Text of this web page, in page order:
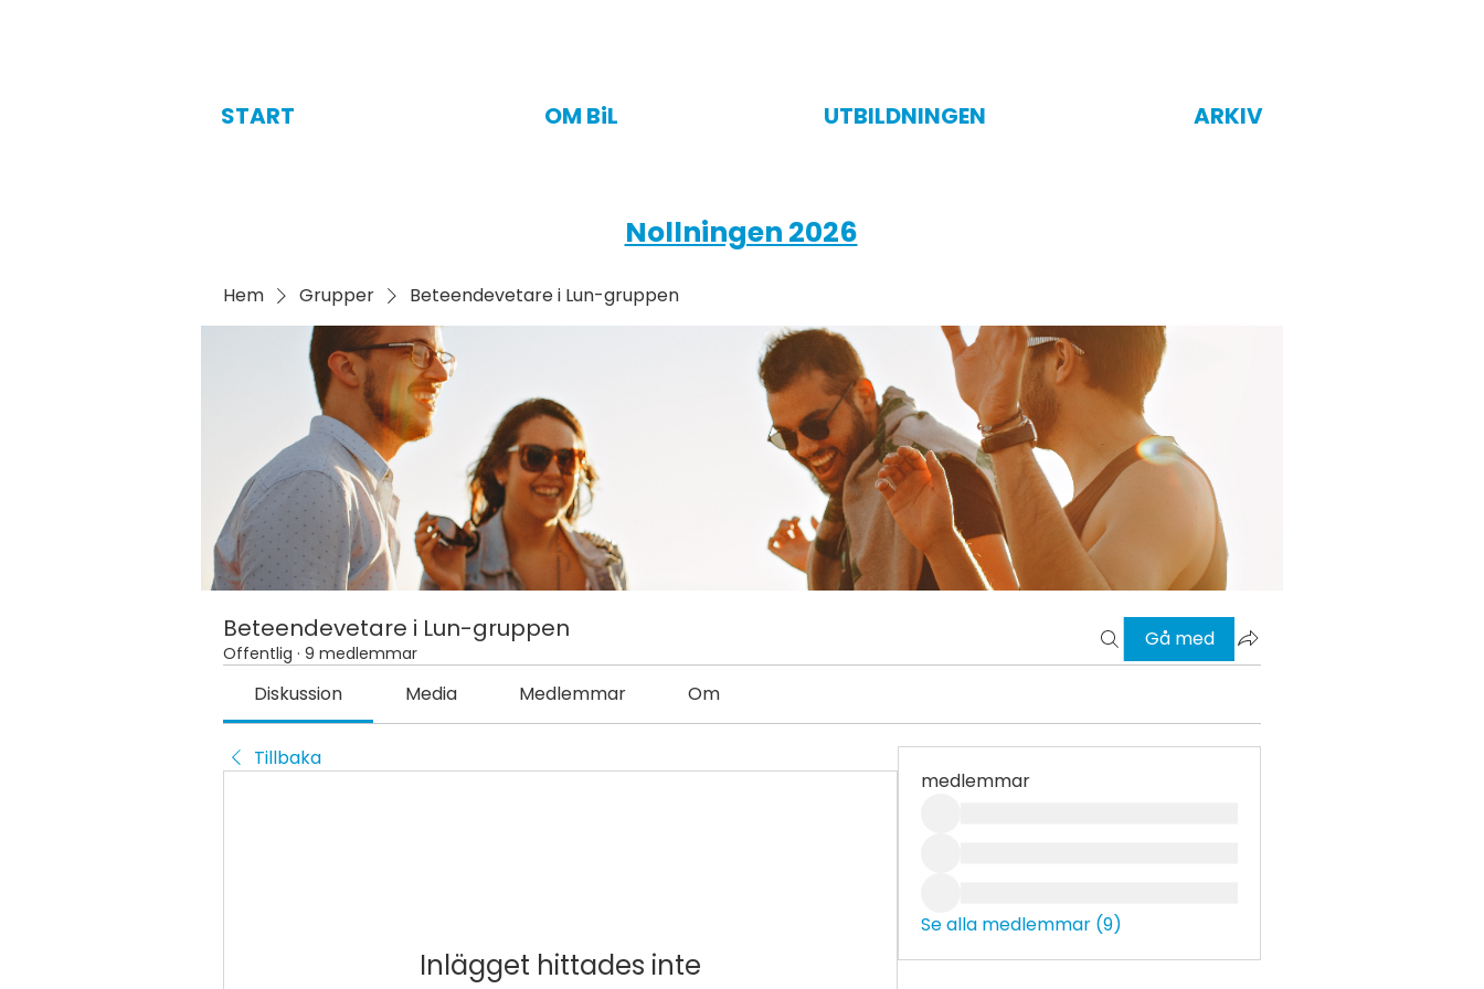
START OM BiL UTBILDNINGEN ARKIV
Nollningen 2026
Hem Grupper Beteendevetare i Lun-gruppen
Beteendevetare i Lun-gruppen
Offentlig · 9 medlemmar
Gå med
Diskussion Media Medlemmar Om
Tillbaka
Inlägget hittades inte
medlemmar
Se alla medlemmar (9)